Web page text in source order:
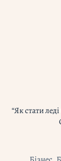
“Як стати